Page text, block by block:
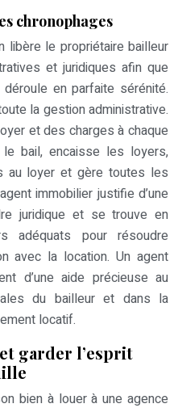
chronophages
libère le propriétaire bailleur
et juridiques afin que
en parfaite sérénité.
la gestion administrative.
et des charges à chaque
bail, encaisse les loyers,
au loyer et gère toutes les
immobilier justifie d’une
juridique et se trouve en
adéquats pour résoudre
avec la location. Un agent
d’une aide précieuse au
du bailleur et dans la
locatif.
garder l’esprit
bien à louer à une agence